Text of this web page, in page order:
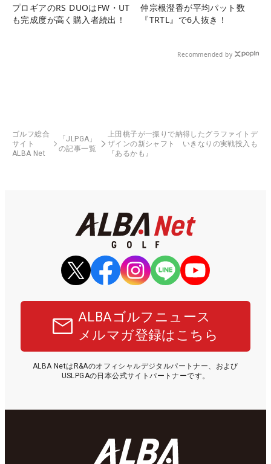
プロギアのRS DUOはFW・UT
も完成度が高く購入者続出！
仲宗根澄香が平均パット数
『TRTL』で6人抜き！
Recommended by
ゴルフ総合
サイト
ALBA Net
「JLPGA」
の記事一覧
上田桃子が一振りで納得したグラファイトデ
ザインの新シャフト いきなりの実戦投入も
『あるかも』
ALBAゴルフニュース
メルマガ登録はこちら
ALBA NetはR&Aのオフィシャルデジタルパートナー、および
USLPGAの日本公式サイトパートナーです。